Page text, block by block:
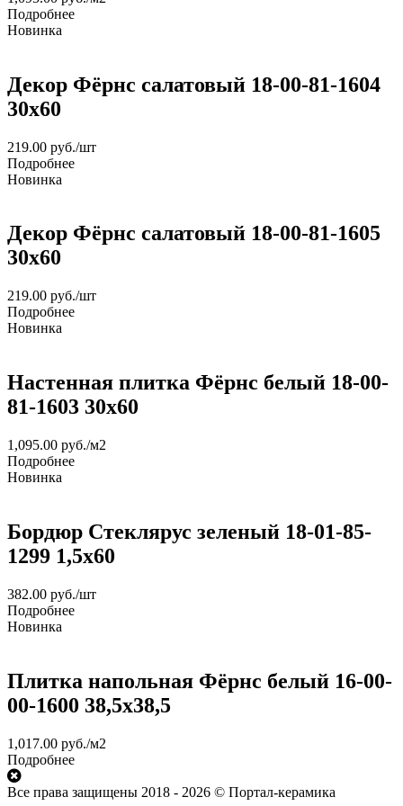
Подробнее
Новинка
Декор Фёрнс салатовый 18-00-81-1604
30х60
219.00 руб./шт
Подробнее
Новинка
Декор Фёрнс салатовый 18-00-81-1605
30х60
219.00 руб./шт
Подробнее
Новинка
Настенная плитка Фёрнс белый 18-00-
81-1603 30х60
1,095.00 руб./м2
Подробнее
Новинка
Бордюр Стеклярус зеленый 18-01-85-
1299 1,5х60
382.00 руб./шт
Подробнее
Новинка
Плитка напольная Фёрнс белый 16-00-
00-1600 38,5х38,5
1,017.00 руб./м2
Подробнее
Все права защищены 2018 - 2026 © Портал-керамика